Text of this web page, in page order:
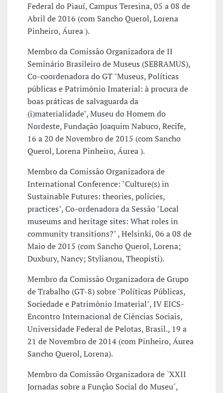
Federal do Piauí, Campus Teresina, 05 a 08 de
Abril de 2016 (com Sancho Querol, Lorena
Pinheiro, Áurea ).
Membro da Comissão Organizadora de II
Seminário Brasileiro de Museus (SEBRAMUS),
Co-coordenadora do GT "Museus, Políticas
públicas e Patrimônio Imaterial: à procura de
boas práticas de salvaguarda da
(i)materialidade", Museu do Homem do
Nordeste, Fundação Joaquim Nabuco, Recife,
16 a 20 de Novembro de 2015 (com Sancho
Querol, Lorena Pinheiro, Áurea ).
Membro da Comissão Organizadora de
International Conference: "Culture(s) in
Sustainable Futures: theories, policies,
practices", Co-ordenadora da Sessão "Local
museums and heritage sites: What roles in
community transitions?" , Helsinki, 06 a 08 de
Maio de 2015 (com Sancho Querol, Lorena;
Duxbury, Nancy; Stylianou, Theopisti).
Membro da Comissão Organizadora de Grupo
de Trabalho (GT-8) sobre "Políticas Públicas,
Sociedade e Patrimônio Imaterial", IV EICS-
Encontro Internacional de Ciências Sociais,
Universidade Federal de Pelotas, Brasil., 19 a
21 de Novembro de 2014 (com Pinheiro, Áurea
Sancho Querol, Lorena).
Membro da Comissão Organizadora de `XXII
Jornadas sobre a Função Social do Museu´,